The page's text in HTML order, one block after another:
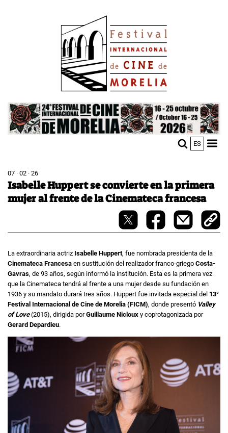
Image
ES
07 · 02 · 26
Isabelle Huppert se convierte en la primera
mujer al frente de la Cinemateca francesa
La extraordinaria actriz Isabelle Huppert, fue nombrada presidenta de la
Cinemateca Francesa en sustitución del realizador franco-griego Costa-
Gavras, de 93 años, según informó la institución. Esta es la primera vez
que la Cinemateca tendrá al frente a una mujer desde su fundación en
1936 y su mandato durará tres años. Huppert fue invitada especial del 13°
Festival Internacional de Cine de Morelia (FICM), donde presentó Valley
of Love(2015), dirigida porGuillaume Nicloux y coprotagonizada por
Gerard Depardieu.